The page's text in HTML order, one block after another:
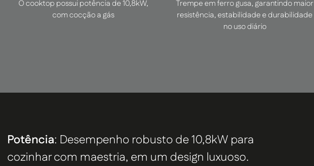
O cooktop possui potência de 10,8kW,
com cocção a gás
Trempe em ferro gusa, garantindo maior
resistência, estabilidade e durabilidade
no uso diário
Potência: Desempenho robusto de10,8kWpara
cozinhar com maestria, em um design luxuoso.